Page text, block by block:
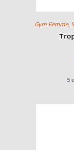
Gym Femme,